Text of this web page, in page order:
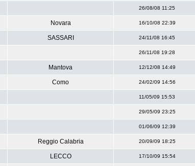
26/08/08 11:25
Novara 16/10/08 22:39
SASSARI 24/11/08 16:45
26/11/08 19:28
Mantova 12/12/08 14:49
Como 24/02/09 14:56
11/05/09 15:53
29/05/09 23:25
01/06/09 12:39
Reggio Calabria 20/09/09 18:25
LECCO 17/10/09 15:54